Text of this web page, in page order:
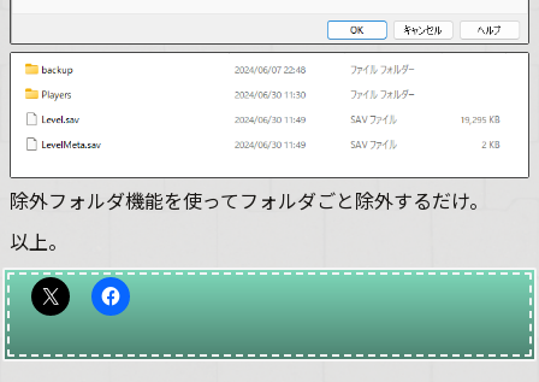
除外フォルダ機能を使ってフォルダごと除外するだけ。
以上。